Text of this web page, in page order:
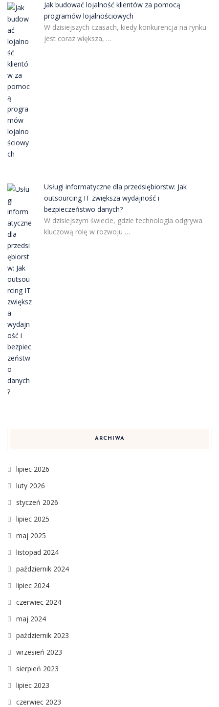
Jak budować lojalność klientów za pomocą
programów lojalnościowych
W dzisiejszych czasach, kiedy konkurencja na rynku
jest coraz większa, …
Usługi informatyczne dla przedsiębiorstw: Jak
outsourcing IT zwiększa wydajność i
bezpieczeństwo danych?
W dzisiejszym świecie, gdzie technologia odgrywa
kluczową rolę w rozwoju …
ARCHIWA
lipiec 2026
luty 2026
styczeń 2026
lipiec 2025
maj 2025
listopad 2024
październik 2024
lipiec 2024
czerwiec 2024
maj 2024
październik 2023
wrzesień 2023
sierpień 2023
lipiec 2023
czerwiec 2023